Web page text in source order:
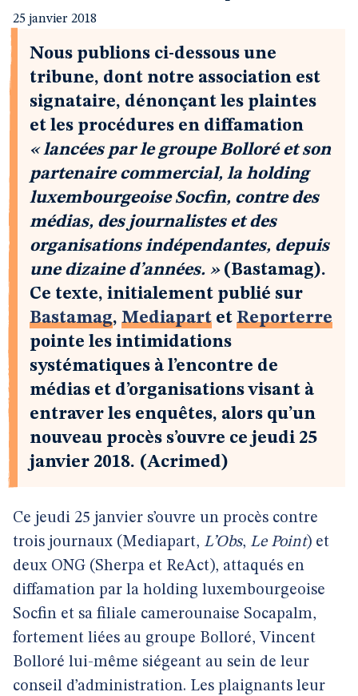
25 janvier 2018
Nous publions ci-dessous une
tribune, dont notre association est
signataire, dénonçant les plaintes
et les procédures en diffamation
« lancées par le groupe Bolloré et son
partenaire commercial, la holding
luxembourgeoise Socfin, contre des
médias, des journalistes et des
organisations indépendantes, depuis
une dizaine d’années. »(Bastamag).
Ce texte, initialement publié sur
Bastamag, Mediapart et Reporterre
pointe les intimidations
systématiques à l’encontre de
médias et d’organisations visant à
entraver les enquêtes, alors qu’un
nouveau procès s’ouvre ce jeudi 25
janvier 2018. (Acrimed)
Ce jeudi 25 janvier s’ouvre un procès contre
trois journaux (Mediapart, L’Obs, Le Point) et
deux ONG (Sherpa et ReAct), attaqués en
diffamation par la holding luxembourgeoise
Socfin et sa filiale camerounaise Socapalm,
fortement liées au groupe Bolloré, Vincent
Bolloré lui-même siégeant au sein de leur
conseil d’administration. Les plaignants leur